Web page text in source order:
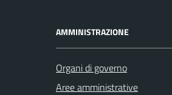
AMMINISTRAZIONE
Organi di governo
Aree amministrative